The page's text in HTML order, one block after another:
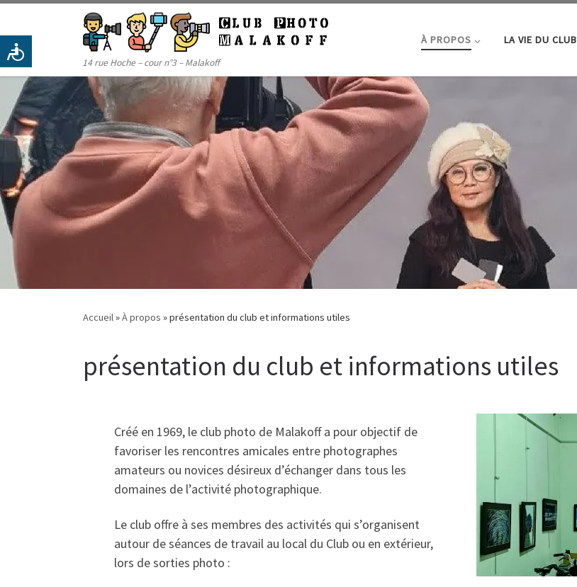
Passer au contenu
14 rue Hoche – cour n°3 – Malakoff
À PROPOS LA VIE DU CLUB
Accueil»À propos »présentation du club et informations utiles
présentation du club et informations utiles
Créé en 1969, le club photo de Malakoff a pour objectif de
favoriser les rencontres amicales entre photographes
amateurs ou novices désireux d’échanger dans tous les
domaines de l’activité photographique.
Le club offre à ses membres des activités qui s’organisent
autour de séances de travail au local du Club ou en extérieur,
lors de sorties photo :